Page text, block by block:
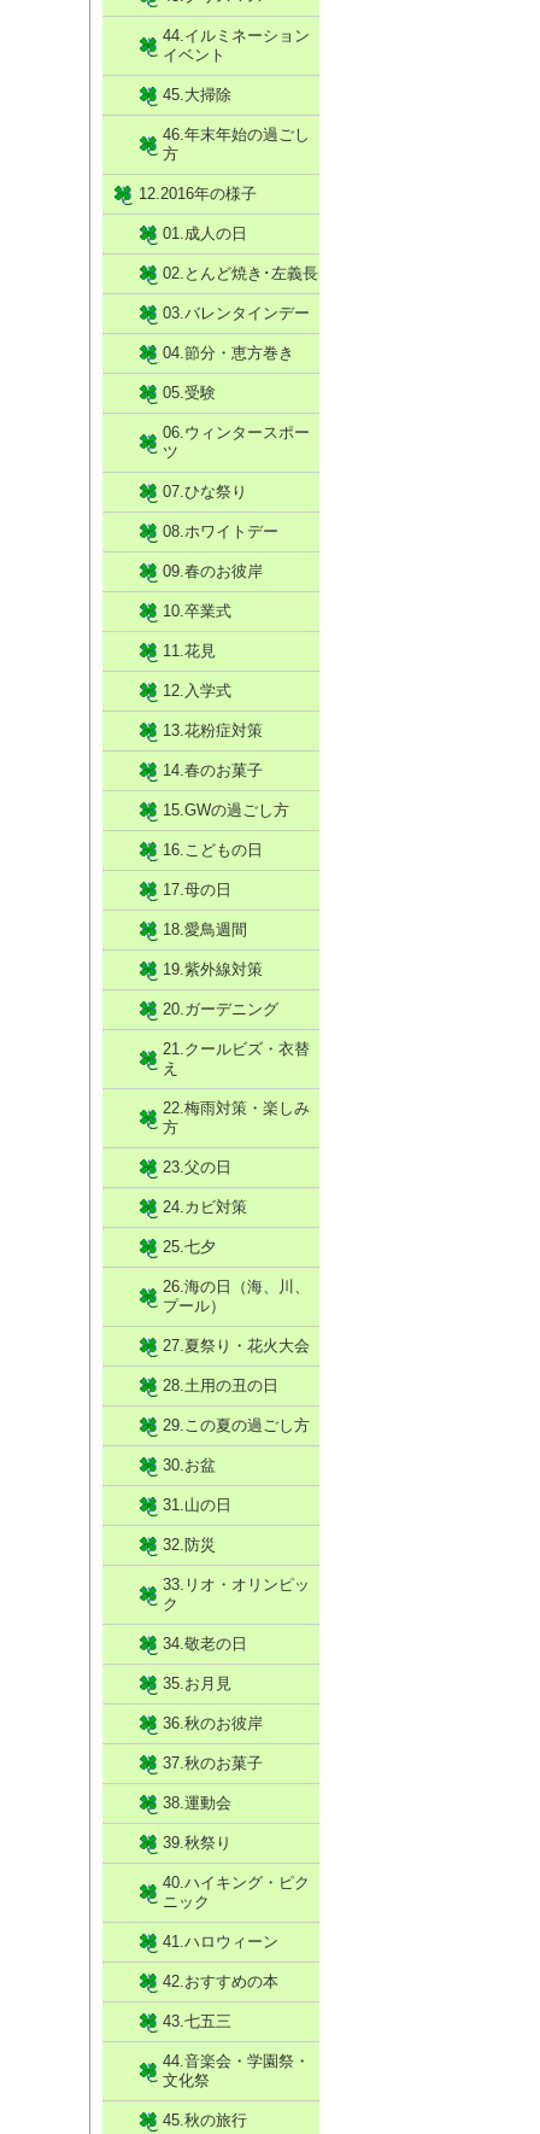
44.イルミネーション
イベント
45.大掃除
46.年末年始の過ごし
方
12.2016年の様子
01.成人の日
02.とんど焼き･左義長
03.バレンタインデー
04.節分・恵方巻き
05.受験
06.ウィンタースポー
ツ
07.ひな祭り
08.ホワイトデー
09.春のお彼岸
10.卒業式
11.花見
12.入学式
13.花粉症対策
14.春のお菓子
15.GWの過ごし方
16.こどもの日
17.母の日
18.愛鳥週間
19.紫外線対策
20.ガーデニング
21.クールビズ・衣替
え
22.梅雨対策・楽しみ
方
23.父の日
24.カビ対策
25.七夕
26.海の日（海、川、
プール）
27.夏祭り・花火大会
28.土用の丑の日
29.この夏の過ごし方
30.お盆
31.山の日
32.防災
33.リオ・オリンピッ
ク
34.敬老の日
35.お月見
36.秋のお彼岸
37.秋のお菓子
38.運動会
39.秋祭り
40.ハイキング・ピク
ニック
41.ハロウィーン
42.おすすめの本
43.七五三
44.音楽会・学園祭・
文化祭
45.秋の旅行